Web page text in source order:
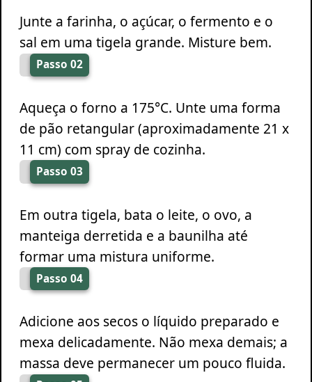
Junte a farinha, o açúcar, o fermento e o
sal em uma tigela grande. Misture bem.
Passo 02
Aqueça o forno a 175°C. Unte uma forma
de pão retangular (aproximadamente 21 x
11 cm) com spray de cozinha.
Passo 03
Em outra tigela, bata o leite, o ovo, a
manteiga derretida e a baunilha até
formar uma mistura uniforme.
Passo 04
Adicione aos secos o líquido preparado e
mexa delicadamente. Não mexa demais; a
massa deve permanecer um pouco fluida.